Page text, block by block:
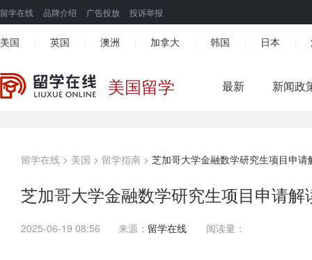
留学在线 品牌介绍 广告投放 投诉举报
美国 英国 澳洲 加拿大 韩国 日本
美国留学 最新 新闻政
留学在线 > 美国 > 留学指南 > 芝加哥大学金融数学研究生项目申请
芝加哥大学金融数学研究生项目申请解
2025-06-19 08:56 来源： 留学在线 阅读量：